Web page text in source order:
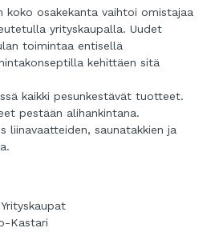
koko osakekanta vaihtoi omistajaa
yrityskaupalla. Uudet
toimintaa entisellä
kehittäen sitä
kaikki pesunkestävät tuotteet.
pestään alihankintana.
liinavaatteiden, saunatakkien ja
Kastari